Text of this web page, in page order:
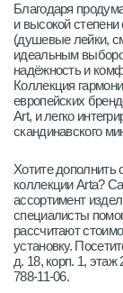
Благодаря
и высокой
(душевые лейки,
идеальным
надёжность и
Коллекция
европейских
Art, и легко
скандинавского
Хотите дополнить
коллекции Arta?
ассортимент
специалисты
рассчитают
установку.
д. 18, корп. 1,
788-11-06.